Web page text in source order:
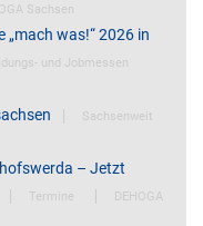
Sachsen
„mach was!“ 2026 in
und Jobmessen
Sachsenweit
– Jetzt
Termine
DEHOGA